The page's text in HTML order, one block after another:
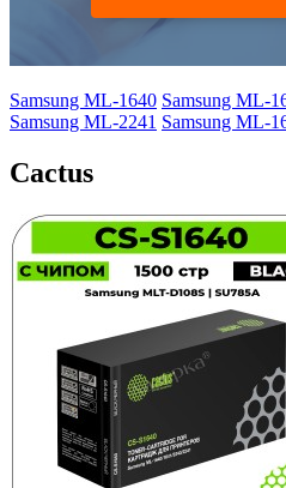
Samsung ML-1640 Samsung ML-
Samsung ML-2241 Samsung ML-
Cactus